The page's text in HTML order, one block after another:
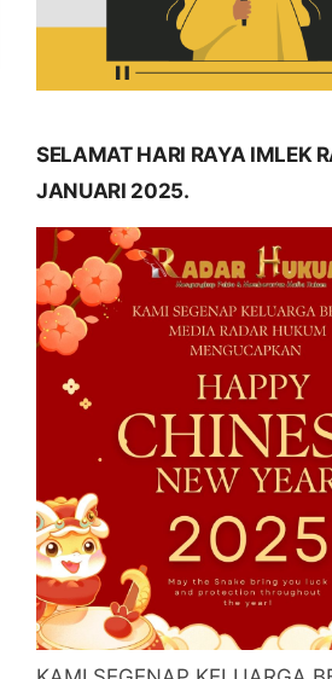
SELAMAT HARI RAYA IMLEK
JANUARI 2025.